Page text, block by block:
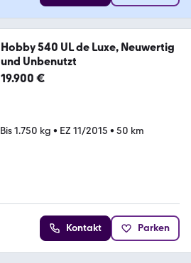
Hobby 540 UL de Luxe, Neuwertig
und Unbenutzt
19.900 €
Bis 1.750 kg • EZ 11/2015 • 50 km
Kontakt Parken